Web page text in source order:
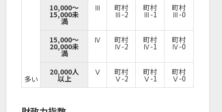
多い
10,000～
15,000未
満
Ⅲ 町村
Ⅲ-2
町村
Ⅲ-1
町村
Ⅲ-0
15,000～
20,000未
満
Ⅳ 町村
Ⅳ-2
町村
Ⅳ-1
町村
Ⅳ-0
20,000人
以上
Ⅴ 町村
Ⅴ-2
町村
Ⅴ-1
町村
Ⅴ-0